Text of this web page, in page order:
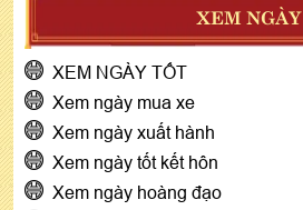
XEM NGÀY
XEM NGÀY TỐT
Xem ngày mua xe
Xem ngày xuất hành
Xem ngày tốt kết hôn
Xem ngày hoàng đạo